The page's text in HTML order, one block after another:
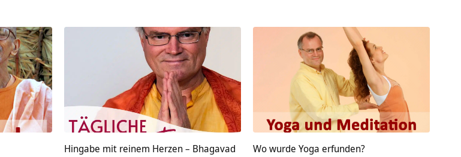
Hingabe mit reinem Herzen – Bhagavad
Wo wurde Yoga erfunden?